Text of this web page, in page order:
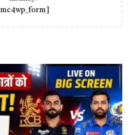
[mc4wp_form]